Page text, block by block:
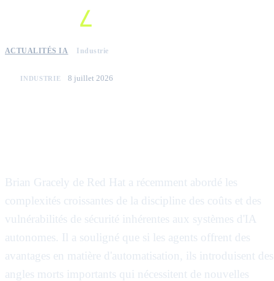
ACTUALITÉS IA Industrie
INDUSTRIE 8 juillet 2026
Brian Gracely de Red Hat a récemment abordé les
complexités croissantes de la discipline des coûts et des
vulnérabilités de sécurité inhérentes aux systèmes d'IA
autonomes. Il a souligné que si les agents offrent des
avantages en matière d'automatisation, ils introduisent des
angles morts importants qui nécessitent de nouvelles